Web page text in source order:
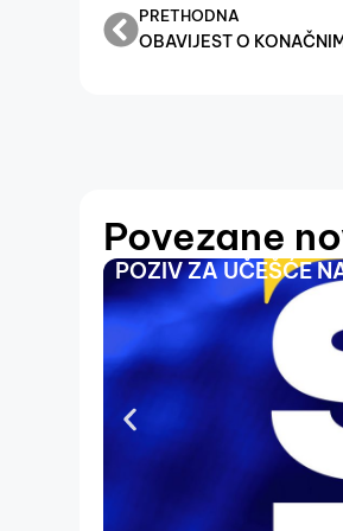
PRETHODNA
Povezane
POZIV ZA UČEŠĆE